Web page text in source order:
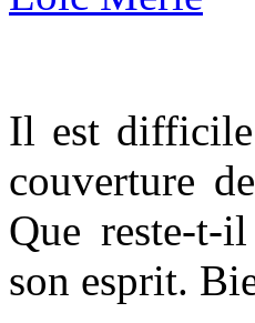
Il est difficile
couverture
Que reste-t-
son esprit.